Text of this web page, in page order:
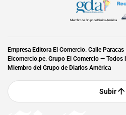
Miembro del Grupo de Diarios América
Empresa Editora El Comercio. Calle
Elcomercio.pe. Grupo El Comercio — Todos
Miembro del Grupo de Diarios América
Subir